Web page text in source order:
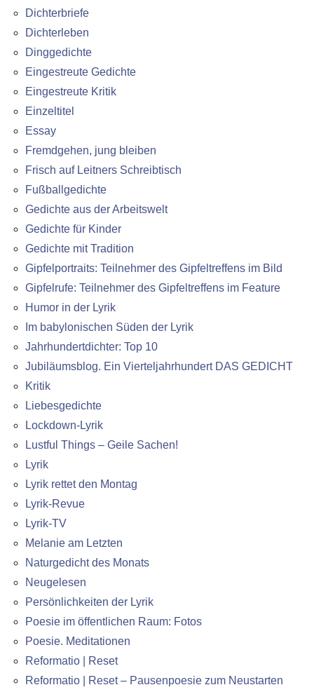
Dichterbriefe
Dichterleben
Dinggedichte
Eingestreute Gedichte
Eingestreute Kritik
Einzeltitel
Essay
Fremdgehen, jung bleiben
Frisch auf Leitners Schreibtisch
Fußballgedichte
Gedichte aus der Arbeitswelt
Gedichte für Kinder
Gedichte mit Tradition
Gipfelportraits: Teilnehmer des Gipfeltreffens im Bild
Gipfelrufe: Teilnehmer des Gipfeltreffens im Feature
Humor in der Lyrik
Im babylonischen Süden der Lyrik
Jahrhundertdichter: Top 10
Jubiläumsblog. Ein Vierteljahrhundert DAS GEDICHT
Kritik
Liebesgedichte
Lockdown-Lyrik
Lustful Things – Geile Sachen!
Lyrik
Lyrik rettet den Montag
Lyrik-Revue
Lyrik-TV
Melanie am Letzten
Naturgedicht des Monats
Neugelesen
Persönlichkeiten der Lyrik
Poesie im öffentlichen Raum: Fotos
Poesie. Meditationen
Reformatio | Reset
Reformatio | Reset – Pausenpoesie zum Neustarten